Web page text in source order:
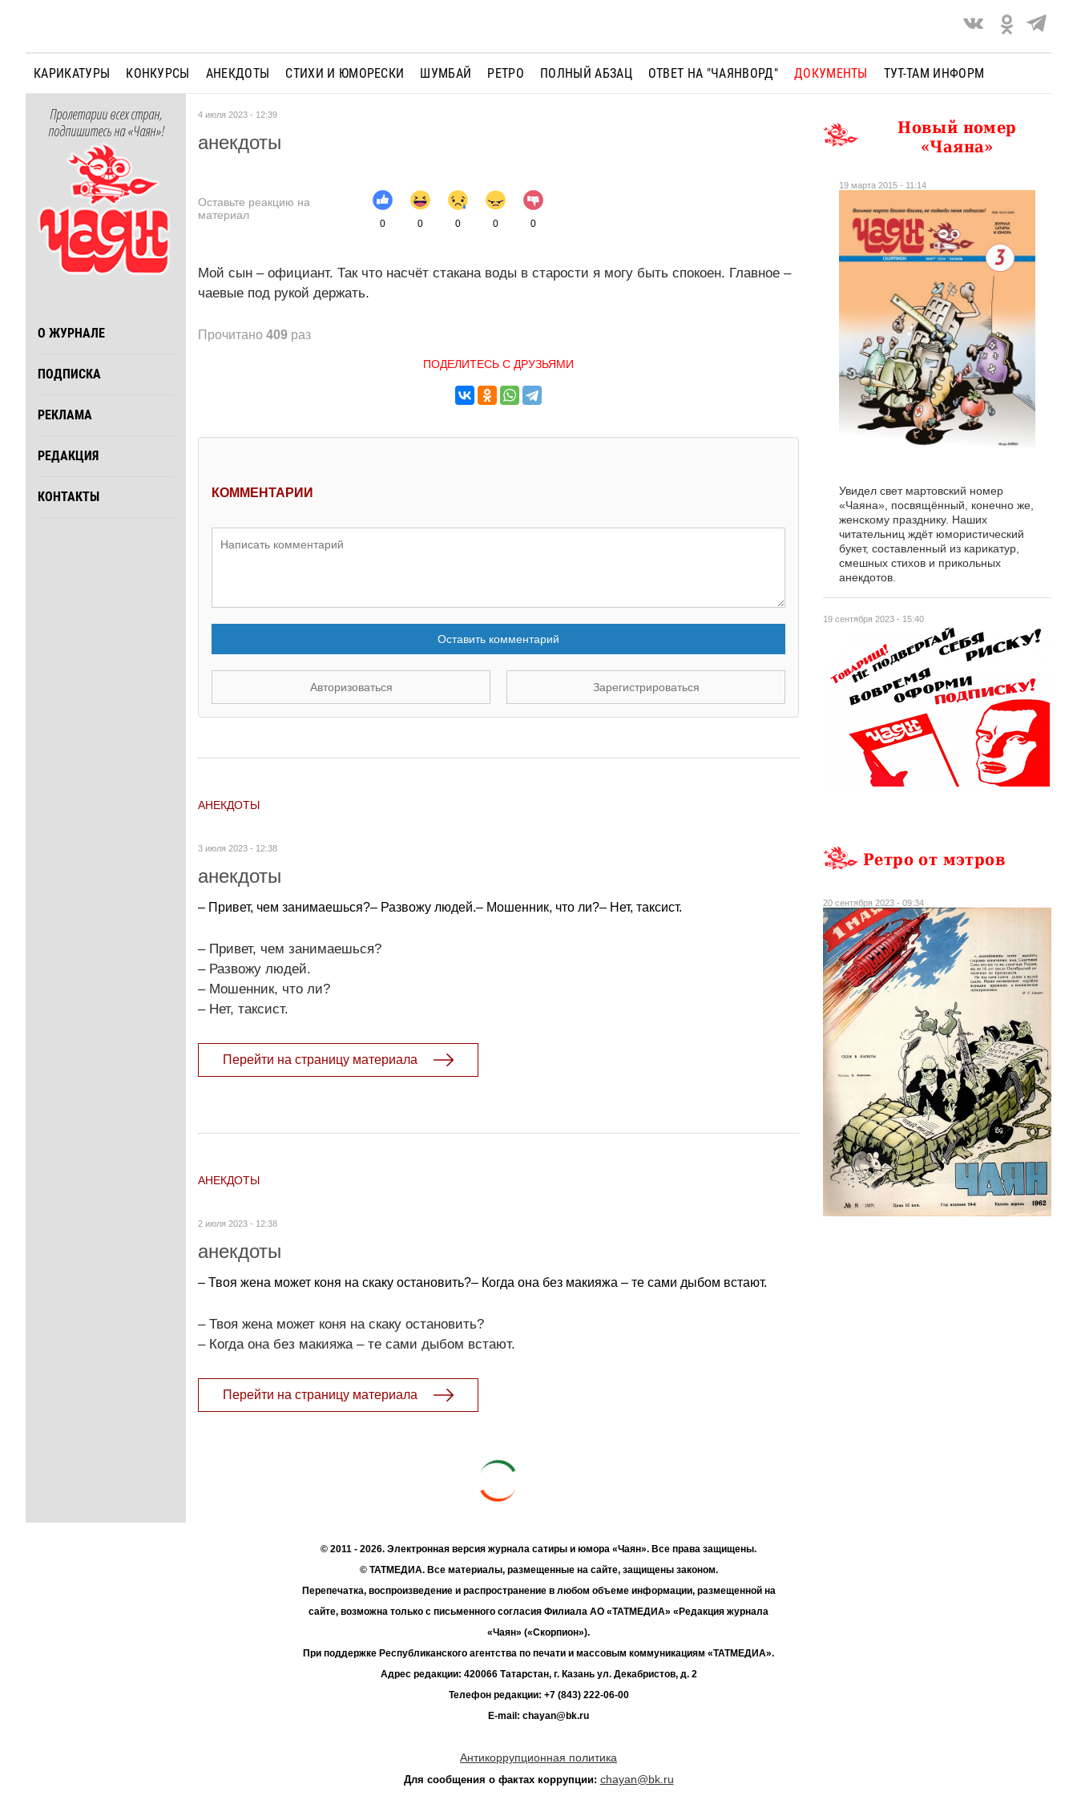
КАРИКАТУРЫ КОНКУРСЫ АНЕКДОТЫ СТИХИ И ЮМОРЕСКИ ШУМБАЙ РЕТРО ПОЛНЫЙ АБЗАЦ ОТВЕТ НА "ЧАЯНВОРД" ДОКУМЕНТЫ ТУТ-ТАМ ИНФОРМ
Пролетарии всех стран,
подпишитесь на «Чаян»!
О ЖУРНАЛЕ
ПОДПИСКА
РЕКЛАМА
РЕДАКЦИЯ
КОНТАКТЫ
4 июля 2023 - 12:39
анекдоты
Оставьте реакцию на
материал
0 0 0 0 0
Мой сын – официант. Так что насчёт стакана воды в старости я могу быть спокоен. Главное –
чаевые под рукой держать.
Прочитано 409 раз
ПОДЕЛИТЕСЬ С ДРУЗЬЯМИ
КОММЕНТАРИИ
Оставить комментарий
Авторизоваться Зарегистрироваться
АНЕКДОТЫ
3 июля 2023 - 12:38
анекдоты
– Привет, чем занимаешься?– Развожу людей.– Мошенник, что ли?– Нет, таксист.
– Привет, чем занимаешься?
– Развожу людей.
– Мошенник, что ли?
– Нет, таксист.
Перейти на страницу материала
АНЕКДОТЫ
2 июля 2023 - 12:38
анекдоты
– Твоя жена может коня на скаку остановить?– Когда она без макияжа – те сами дыбом встают.
– Твоя жена может коня на скаку остановить?
– Когда она без макияжа – те сами дыбом встают.
Перейти на страницу материала
19 сентября 2023 - 15:40
Новый номер
«Чаяна»
19 марта 2015 - 11:14
Увидел свет мартовский номер
«Чаяна», посвящённый, конечно же,
женскому празднику. Наших
читательниц ждёт юмористический
букет, составленный из карикатур,
смешных стихов и прикольных
анекдотов.
Ретро от мэтров
20 сентября 2023 - 09:34
© 2011 - 2026. Электронная версия журнала сатиры и юмора «Чаян». Все права защищены.
© ТАТМЕДИА. Все материалы, размещенные на сайте, защищены законом.
Перепечатка, воспроизведение и распространение в любом объеме информации, размещенной на
сайте, возможна только с письменного согласия Филиала АО «ТАТМЕДИА» «Редакция журнала
«Чаян» («Скорпион»).
При поддержке Республиканского агентства по печати и массовым коммуникациям «ТАТМЕДИА».
Адрес редакции: 420066 Татарстан, г. Казань ул. Декабристов, д. 2
Телефон редакции: +7 (843) 222-06-00
E-mail: chayan@bk.ru
Антикоррупционная политика
Для сообщения о фактах коррупции: chayan@bk.ru